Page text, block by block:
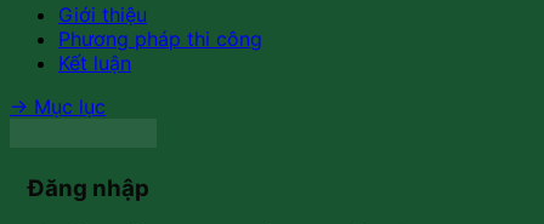
Giới thiệu
Phương pháp thi công
Kết luận
→ Mục lục
Đăng nhập